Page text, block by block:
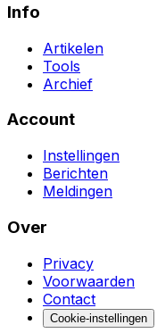
Info
Artikelen
Tools
Archief
Account
Instellingen
Berichten
Meldingen
Over
Privacy
Voorwaarden
Contact
Cookie-instellingen